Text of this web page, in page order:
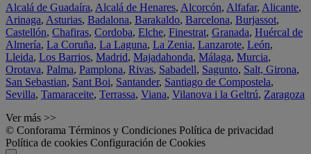
Alcalá de Guadaíra, Alcalá de Henares, Alcorcón, Alfafar, Alicante,
Arinaga, Asturias, Badalona, Barakaldo, Barcelona, Burjassot,
Castellón, Chafiras, Cordoba, Elche, Finestrat, Granada, Huércal de
Almería, La Coruña, La Laguna, La Zenia, Lanzarote, León,
Lleida, Los Barrios, Madrid, Majadahonda, Málaga, Murcia,
Orotava, Palma, Pamplona, Rivas, Sabadell, Sagunto, Salt, Girona,
San Sebastian, Sant Boi, Santander, Santiago de Compostela,
Sevilla, Tamaraceite, Terrassa, Viana, Vilanova i la Geltrú, Zaragoza
Ver más >>
© Conforama Términos y Condiciones Política de privacidad
Política de cookies Configuración de Cookies